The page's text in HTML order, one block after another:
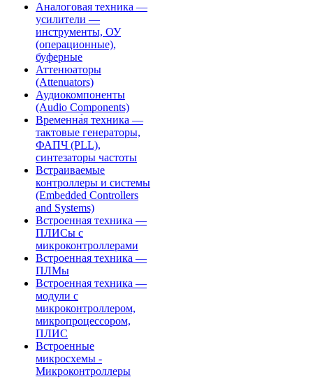
Аналоговая техника —
усилители —
инструменты, ОУ
(операционные),
буферные
Аттенюаторы
(Attenuators)
Аудиокомпоненты
(Audio Components)
Временна́я техника —
тактовые генераторы,
ФАПЧ (PLL),
синтезаторы частоты
Встраиваемые
контроллеры и системы
(Embedded Controllers
and Systems)
Встроенная техника —
ПЛИСы с
микроконтроллерами
Встроенная техника —
ПЛМы
Встроенная техника —
модули с
микроконтроллером,
микропроцессором,
ПЛИС
Встроенные
микросхемы -
Микроконтроллеры